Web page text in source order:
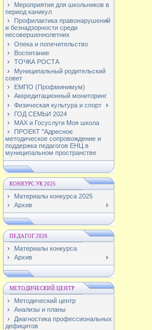
Мероприятия для школьников в
период каникул
Профилактика правонарушений
и безнадзорности среди
несовершеннолетних
Опека и попечительство
Воспитание
ТОЧКА РОСТА
Муниципальный родительский
совет
ЕМПО (Профминимум)
Аккредитационный мониторинг
Физическая культура и спорт
ГОД СЕМЬИ 2024
МАХ и Госуслуги Моя школа
ПРОЕКТ "Адресное
методическое сопровождение и
поддержка педагогов ЕНЦ в
муниципальном пространстве
КОНКУРС УК 2025
Материалы конкурса 2025
Архив
ПЕДАГОГ 2026
Материалы конкурса
Архив
МЕТОДИЧЕСКИЙ ЦЕНТР
Методический центр
Анализы и планы
Диагностика профессиональных
дефицитов